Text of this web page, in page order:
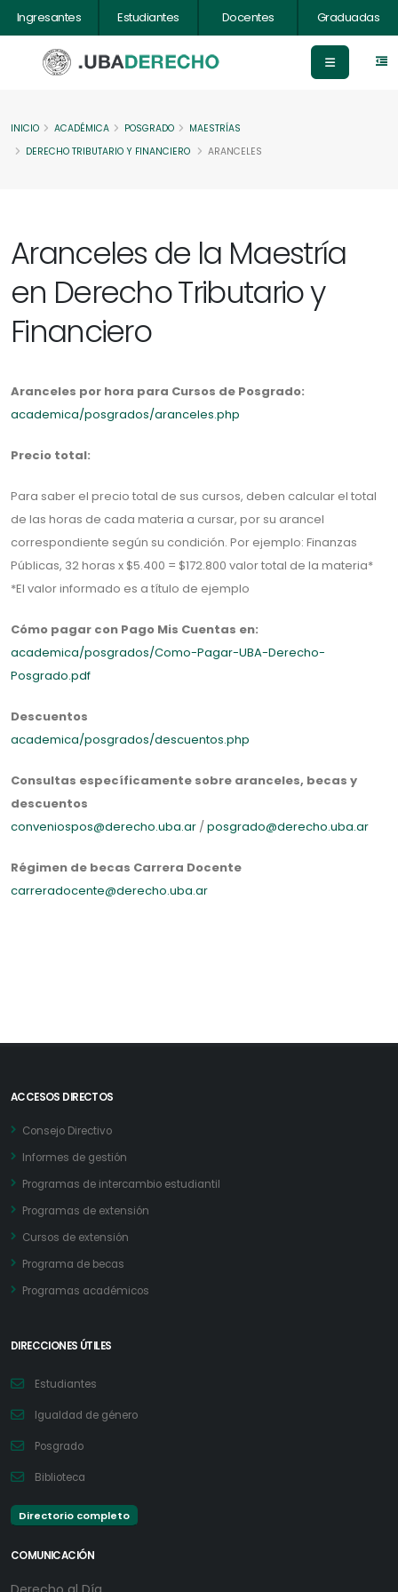
Ingresantes Estudiantes Docentes Graduadas
INICIO ACADÉMICA POSGRADO
MAESTRÍAS
DERECHO TRIBUTARIO Y FINANCIERO
ARANCELES
Aranceles de la Maestría
en Derecho Tributario y
Financiero
Aranceles por hora para Cursos de Posgrado:
academica/posgrados/aranceles.php
Precio total:
Para saber el precio total de sus cursos, deben calcular el total
de las horas de cada materia a cursar, por su arancel
correspondiente según su condición. Por ejemplo: Finanzas
Públicas, 32 horas x $5.400 = $172.800 valor total de la materia*
*El valor informado es a título de ejemplo
Cómo pagar con Pago Mis Cuentas en:
academica/posgrados/Como-Pagar-UBA-Derecho-
Posgrado.pdf
Descuentos
academica/posgrados/descuentos.php
Consultas específicamente sobre aranceles, becas y
descuentos
conveniospos@derecho.uba.ar /posgrado@derecho.uba.ar
Régimen de becas Carrera Docente
carreradocente@derecho.uba.ar
ACCESOS DIRECTOS
Consejo Directivo
Informes de gestión
Programas de intercambio estudiantil
Programas de extensión
Cursos de extensión
Programa de becas
Programas académicos
DIRECCIONES ÚTILES
Estudiantes
Igualdad de género
Posgrado
Biblioteca
Directorio completo
COMUNICACIÓN